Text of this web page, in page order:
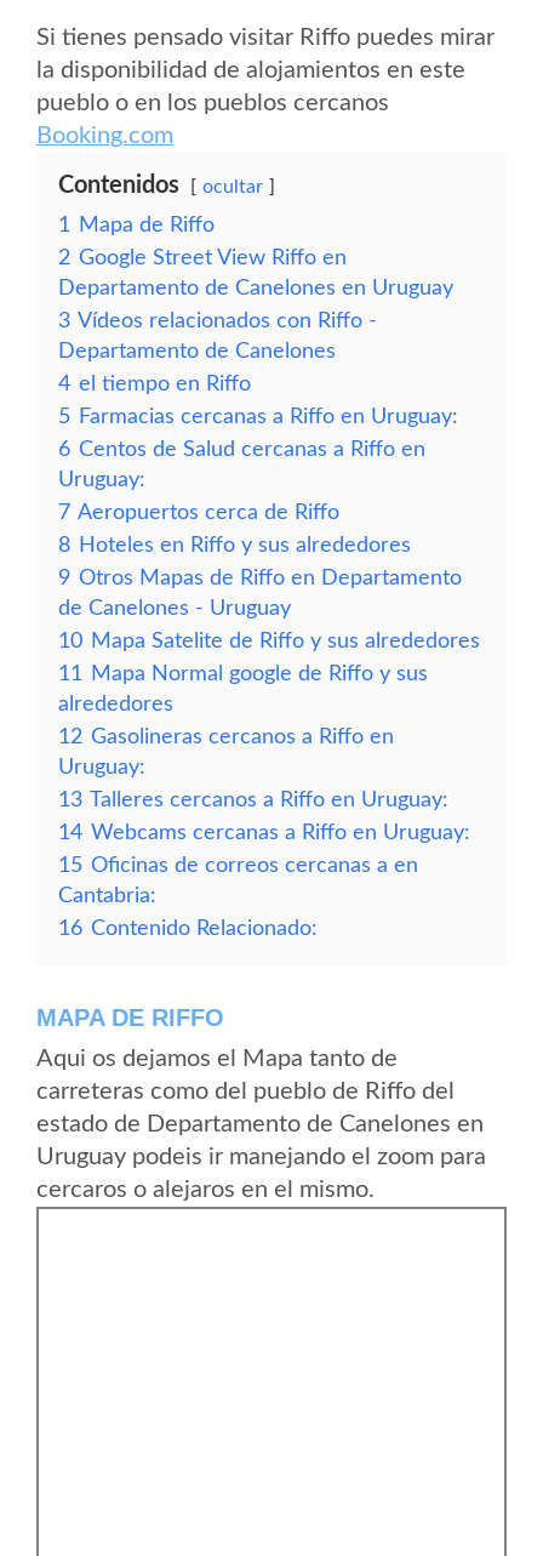
Si tienes pensado visitar Riffo puedes mirar
la disponibilidad de alojamientos en este
pueblo o en los pueblos cercanos
Booking.com
Contenidos ocultar
1
Mapa de Riffo
2 Google Street View Riffo en
Departamento de Canelones en Uruguay
3 Vídeos relacionados con Riffo -
Departamento de Canelones
4 el tiempo en Riffo
5 Farmacias cercanas a Riffo en Uruguay:
6 Centos de Salud cercanas a Riffo en
Uruguay:
7 Aeropuertos cerca de Riffo
8 Hoteles en Riffo y sus alrededores
9 Otros Mapas de Riffo en Departamento
de Canelones - Uruguay
10 Mapa Satelite de Riffo y sus alrededores
11
Mapa Normal google de Riffo y sus
alrededores
12 Gasolineras cercanos a Riffo en
Uruguay:
13 Talleres cercanos a Riffo en Uruguay:
14 Webcams cercanas a Riffo en Uruguay:
15 Oficinas de correos cercanas a en
Cantabria:
16 Contenido Relacionado:
MAPA DE RIFFO
Aqui os dejamos el Mapa tanto de
carreteras como del pueblo de Riffo del
estado de Departamento de Canelones en
Uruguay podeis ir manejando el zoom para
cercaros o alejaros en el mismo.